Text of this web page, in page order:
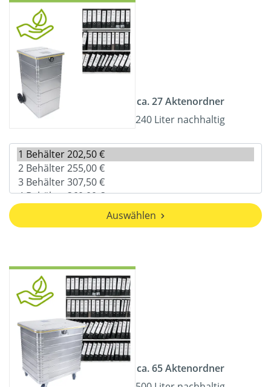
ca. 27 Aktenordner
240 Liter nachhaltig
Auswählen
ca. 65 Aktenordner